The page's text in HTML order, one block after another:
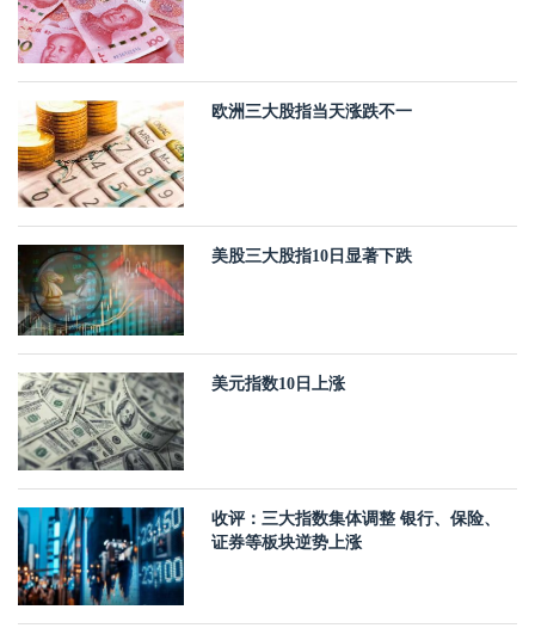
欧洲三大股指当天涨跌不一
美股三大股指10日显著下跌
美元指数10日上涨
收评：三大指数集体调整 银行、保险、
证券等板块逆势上涨